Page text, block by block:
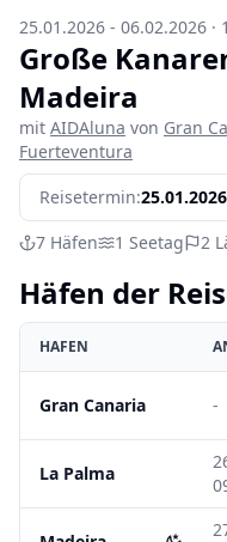
25.01.2026 - 06.02.2026 ·
Große
Madeira
mit AIDAluna von Gran
Fuerteventura
Reisetermin:25.01.2026
7 Häfen 1 Seetag 2
Häfen der
HAFEN
Gran Canaria -
La Palma